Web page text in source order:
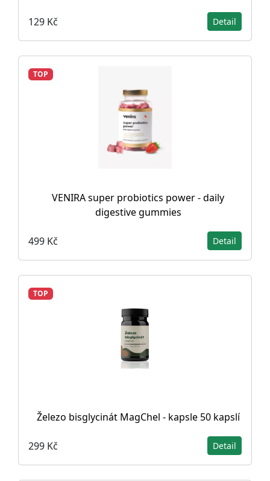
129 Kč Detail
TOP
VENIRA super probiotics power - daily
digestive gummies
499 Kč Detail
TOP
Železo bisglycinát MagChel - kapsle 50 kapslí
299 Kč Detail